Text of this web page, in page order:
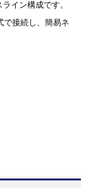
イン構成です。
で接続し、簡易ネ